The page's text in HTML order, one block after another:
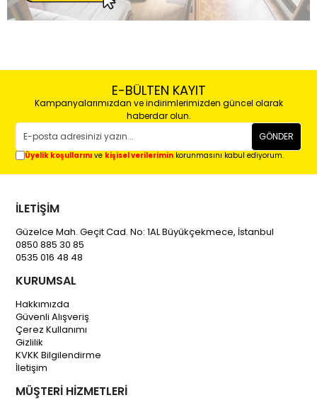
E-BÜLTEN KAYIT
Kampanyalarımızdan ve indirimlerimizden güncel olarak
haberdar olun.
GÖNDER
Üyelik koşullarını ve kişisel verilerimin korunmasını kabul ediyorum.
İLETİŞİM
Güzelce Mah. Geçit Cad. No: 1AL Büyükçekmece, İstanbul
0850 885 30 85
0535 016 48 48
KURUMSAL
Hakkımızda
Güvenli Alışveriş
Çerez Kullanımı
Gizlilik
KVKK Bilgilendirme
İletişim
MÜŞTERİ HİZMETLERİ